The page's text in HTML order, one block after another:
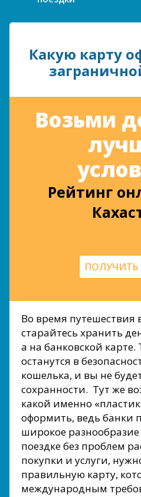
Какую карту
Возьми
Рейтинг
ПОЛУЧИТЬ
Во время путешествия
старайтесь хранить
а на банковской
останутся в
кошелька, и вы не
сохранности. Тут же
какой именно
оформить, ведь банки
широкое
поездке без проблем
покупки и услуги,
правильную карту,
международным